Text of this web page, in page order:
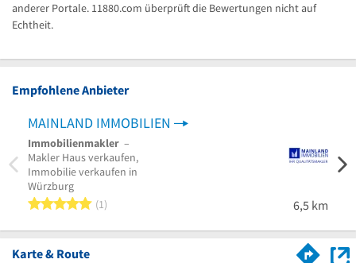
anderer Portale. 11880.com überprüft die Bewertungen nicht auf
Echtheit.
Empfohlene Anbieter
MAINLAND IMMOBILIEN
Immobilienmakler –
Makler Haus verkaufen,
Immobilie verkaufen in
Würzburg
5 von 5 Sternen
1 6,5 km
Karte & Route